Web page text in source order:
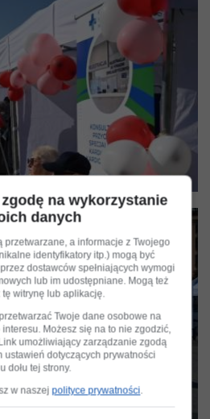
na wykorzystanie
danych
przetwarzane, a informacje z Twojego
identyfikatory itp.) mogą być
dostawców spełniających wymogi
lub im udostępniane. Mogą też
witrynę lub aplikację.
Twoje dane osobowe na
Możesz się na to nie zgodzić,
umożliwiający zarządzanie zgodą
ustawień dotyczących prywatności
dołu tej strony.
w naszejpolityce prywatności.